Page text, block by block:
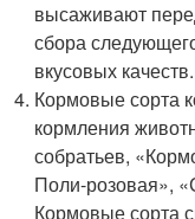
высаживают
сбора
вкусовых качеств.
Кормовые сорта
кормления
собратьев,
Поли-розовая»,
Кормовые сорта